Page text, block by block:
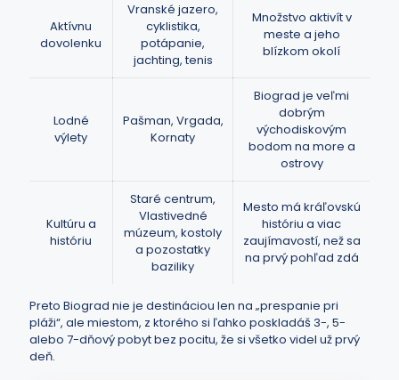
Aktívnu
dovolenku
Vranské jazero,
cyklistika,
potápanie,
jachting, tenis
Množstvo aktivít v
meste a jeho
blízkom okolí
Lodné
výlety
Pašman, Vrgada,
Kornaty
Biograd je veľmi
dobrým
východiskovým
bodom na more a
ostrovy
Kultúru a
históriu
Staré centrum,
Vlastivedné
múzeum, kostoly
a pozostatky
baziliky
Mesto má kráľovskú
históriu a viac
zaujímavostí, než sa
na prvý pohľad zdá
Preto Biograd nie je destináciou len na „prespanie pri
pláži“, ale miestom, z ktorého si ľahko poskladáš 3-, 5-
alebo 7-dňový pobyt bez pocitu, že si všetko videl už prvý
deň.